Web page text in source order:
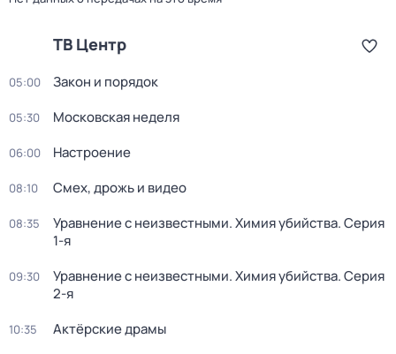
ТВ Центр
05:00 Закон и порядок
05:30 Московская неделя
06:00 Настроение
08:10 Смех, дрожь и видео
08:35 Уравнение с неизвестными. Химия убийства. Серия
1-я
09:30 Уравнение с неизвестными. Химия убийства. Серия
2-я
10:35 Актёрские драмы